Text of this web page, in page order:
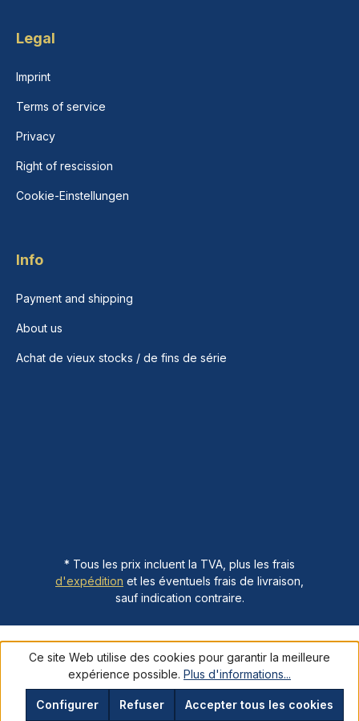
Legal
Imprint
Terms of service
Privacy
Right of rescission
Cookie-Einstellungen
Info
Payment and shipping
About us
Achat de vieux stocks / de fins de série
* Tous les prix incluent la TVA, plus les frais
d'expédition et les éventuels frais de livraison,
sauf indication contraire.
Ce site Web utilise des cookies pour garantir la meilleure
expérience possible. Plus d'informations...
Refuser
Configurer Accepter tous les cookies